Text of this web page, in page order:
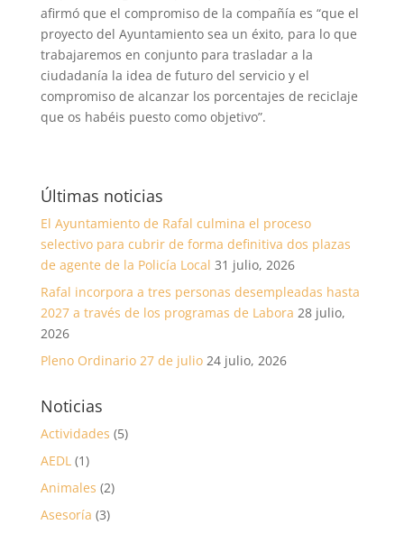
afirmó que el compromiso de la compañía es “que el
proyecto del Ayuntamiento sea un éxito, para lo que
trabajaremos en conjunto para trasladar a la
ciudadanía la idea de futuro del servicio y el
compromiso de alcanzar los porcentajes de reciclaje
que os habéis puesto como objetivo”.
Últimas noticias
El Ayuntamiento de Rafal culmina el proceso
selectivo para cubrir de forma definitiva dos plazas
de agente de la Policía Local 31 julio, 2026
Rafal incorpora a tres personas desempleadas hasta
2027 a través de los programas de Labora 28 julio,
2026
Pleno Ordinario 27 de julio 24 julio, 2026
Noticias
Actividades (5)
AEDL(1)
Animales (2)
Asesoría (3)